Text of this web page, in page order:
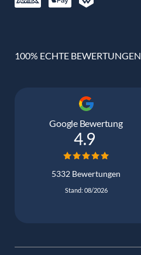
100% ECHTE BEWERTUNGEN
Google Bewertung
4.9
5332 Bewertungen
Stand: 08/2026